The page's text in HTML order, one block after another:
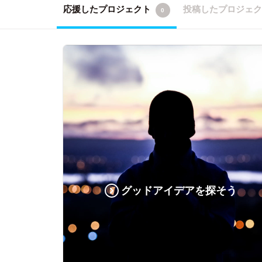
応援したプロジェクト 0 投稿したプロジェ
グッドアイデアを探そう